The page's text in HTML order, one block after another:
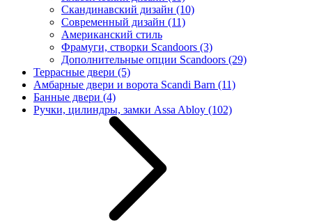
Скандинавский дизайн (10)
Современный дизайн (11)
Американский стиль
Фрамуги, створки Scandoors (3)
Дополнительные опции Scandoors (29)
Террасные двери (5)
Амбарные двери и ворота Scandi Barn (11)
Банные двери (4)
Ручки, цилиндры, замки Assa Abloy (102)